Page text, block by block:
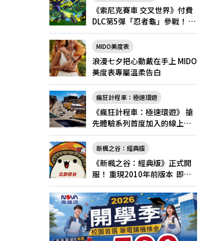
《索尼克賽車 交叉世界》付費
DLC第5彈「忍者龜」參戰！ 7
月31日（五）起將舉辦「忍者
龜祭典」
MIDO美度表
浪漫七夕把心動戴在手上 MIDO
美度表專屬溫柔告白
瘋狂計程車：極速環遊
《瘋狂計程車：極速環遊》 搶
先體驗系列首度加入的線上多
人遊玩！
新楓之谷：經典版
《新楓之谷：經典版》正式開
服！ 重現2010年前版本 即日
起登入領好禮